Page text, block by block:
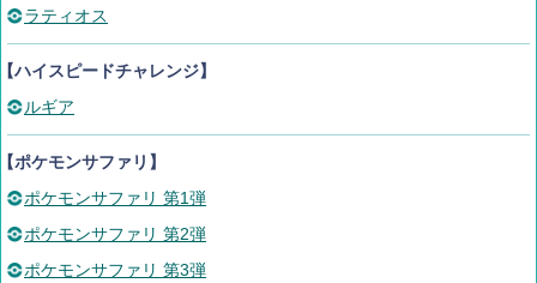
ラティオス
ハイスピードチャレンジ】
ルギア
ポケモンサファリ】
ポケモンサファリ 第1弾
ポケモンサファリ 第2弾
ポケモンサファリ 第3弾